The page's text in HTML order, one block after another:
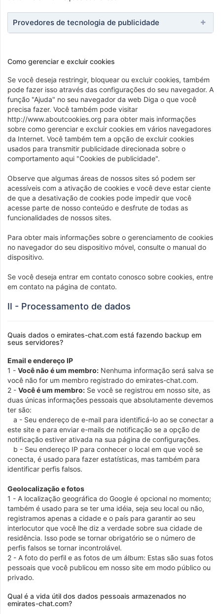
Provedores de tecnologia de publicidade
Como gerenciar e excluir cookies
Se você deseja restringir, bloquear ou excluir cookies, também
pode fazer isso através das configurações do seu navegador. A
função "Ajuda" no seu navegador da web Diga o que você
precisa fazer. Você também pode visitar
http://www.aboutcookies.org para obter mais informações
sobre como gerenciar e excluir cookies em vários navegadores
da Internet. Você também tem a opção de excluir cookies
usados ​​para transmitir publicidade direcionada sobre o
comportamento aqui "Cookies de publicidade".
Observe que algumas áreas de nossos sites só podem ser
acessíveis com a ativação de cookies e você deve estar ciente
de que a desativação de cookies pode impedir que você
acesse parte de nosso conteúdo e desfrute de todas as
funcionalidades de nossos sites.
Para obter mais informações sobre o gerenciamento de cookies
no navegador do seu dispositivo móvel, consulte o manual do
dispositivo.
Se você deseja entrar em contato conosco sobre cookies, entre
em contato na página de contato.
II - Processamento de dados
Quais dados o emirates-chat.com está fazendo backup em
seus servidores?
Email e endereço IP
1 - Você não é um membro: Nenhuma informação será salva se
você não for um membro registrado do emirates-chat.com.
2 - Você é um membro: Se você se registrou em nosso site, as
duas únicas informações pessoais que absolutamente devemos
ter são:
a - Seu endereço de e-mail para identificá-lo ao se conectar a
este site e para enviar e-mails de notificação se a opção de
notificação estiver ativada na sua página de configurações.
b - Seu endereço IP para conhecer o local em que você se
conecta, é usado para fazer estatísticas, mas também para
identificar perfis falsos.
Geolocalização e fotos
1 - A localização geográfica do Google é opcional no momento;
também é usado para se ter uma idéia, seja seu local ou não,
registramos apenas a cidade e o país para garantir ao seu
interlocutor que você lhe diz a verdade sobre sua cidade de
residência. Isso pode se tornar obrigatório se o número de
perfis falsos se tornar incontrolável.
2 - A foto do perfil e as fotos de um álbum: Estas são suas fotos
pessoais que você publicou em nosso site em modo público ou
privado.
Qual é a vida útil dos dados pessoais armazenados no
emirates-chat.com?